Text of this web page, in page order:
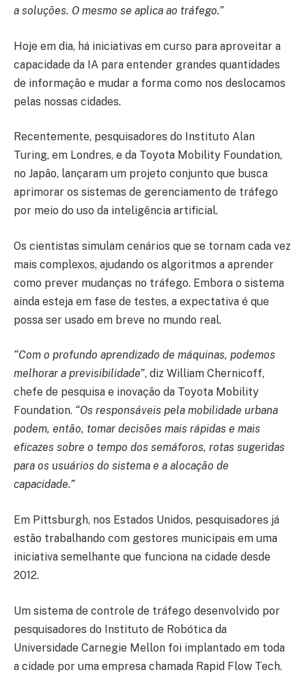
a soluções. O mesmo se aplica ao tráfego.”
Hoje em dia, há iniciativas em curso para aproveitar a
capacidade da IA para entender grandes quantidades
de informação e mudar a forma como nos deslocamos
pelas nossas cidades.
Recentemente, pesquisadores do Instituto Alan
Turing, em Londres, e da Toyota Mobility Foundation,
no Japão, lançaram um projeto conjunto que busca
aprimorar os sistemas de gerenciamento de tráfego
por meio do uso da inteligência artificial.
Os cientistas simulam cenários que se tornam cada vez
mais complexos, ajudando os algoritmos a aprender
como prever mudanças no tráfego. Embora o sistema
ainda esteja em fase de testes, a expectativa é que
possa ser usado em breve no mundo real.
“Com o profundo aprendizado de máquinas, podemos
melhorar a previsibilidade”, diz William Chernicoff,
chefe de pesquisa e inovação da Toyota Mobility
Foundation. “Os responsáveis pela mobilidade urbana
podem, então, tomar decisões mais rápidas e mais
eficazes sobre o tempo dos semáforos, rotas sugeridas
para os usuários do sistema e a alocação de
capacidade.”
Em Pittsburgh, nos Estados Unidos, pesquisadores já
estão trabalhando com gestores municipais em uma
iniciativa semelhante que funciona na cidade desde
2012.
Um sistema de controle de tráfego desenvolvido por
pesquisadores do Instituto de Robótica da
Universidade Carnegie Mellon foi implantado em toda
a cidade por uma empresa chamada Rapid Flow Tech.